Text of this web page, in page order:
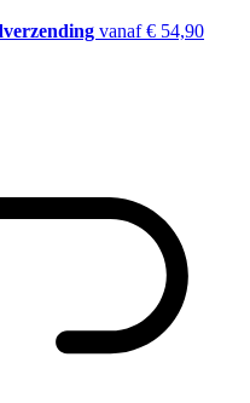
vanaf € 54,90